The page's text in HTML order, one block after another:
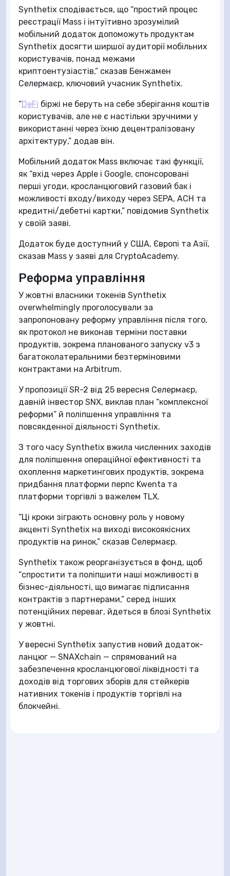
Synthetix сподівається, що “простий процес
реєстрації Mass і інтуїтивно зрозумілий
мобільний додаток допоможуть продуктам
Synthetix досягти ширшої аудиторії мобільних
користувачів, понад межами
криптоентузіастів,” сказав Бенжамен
Селермаєр, ключовий учасник Synthetix.
“DeFi біржі не беруть на себе зберігання коштів
користувачів, але не є настільки зручними у
використанні через їхню децентралізовану
архітектуру,” додав він.
Мобільний додаток Mass включає такі функції,
як “вхід через Apple і Google, спонсоровані
перші угоди, кросланцюговий газовий бак і
можливості входу/виходу через SEPA, ACH та
кредитні/дебетні картки,” повідомив Synthetix
у своїй заяві.
Додаток буде доступний у США, Європі та Азії,
сказав Mass у заяві для CryptoAcademy.
Реформа управління
У жовтні власники токенів Synthetix
overwhelmingly проголосували за
запропоновану реформу управління після того,
як протокол не виконав терміни поставки
продуктів, зокрема планованого запуску v3 з
багатоколатеральними безтерміновими
контрактами на Arbitrum.
У пропозиції SR-2 від 25 вересня Селермаєр,
давній інвестор SNX, виклав план “комплексної
реформи” й поліпшення управління та
повсякденної діяльності Synthetix.
З того часу Synthetix вжила численних заходів
для поліпшення операційної ефективності та
охоплення маркетингових продуктів, зокрема
придбання платформи перпс Kwenta та
платформи торгівлі з важелем TLX.
“Ці кроки зіграють основну роль у новому
акценті Synthetix на виході високоякісних
продуктів на ринок,” сказав Селермаєр.
Synthetix також реорганізується в фонд, щоб
“спростити та поліпшити наші можливості в
бізнес-діяльності, що вимагає підписання
контрактів з партнерами,” серед інших
потенційних переваг, йдеться в блозі Synthetix
у жовтні.
У вересні Synthetix запустив новий додаток-
ланцюг — SNAXchain — спрямований на
забезпечення кросланцюгової ліквідності та
доходів від торгових зборів для стейкерів
нативних токенів і продуктів торгівлі на
блокчейні.